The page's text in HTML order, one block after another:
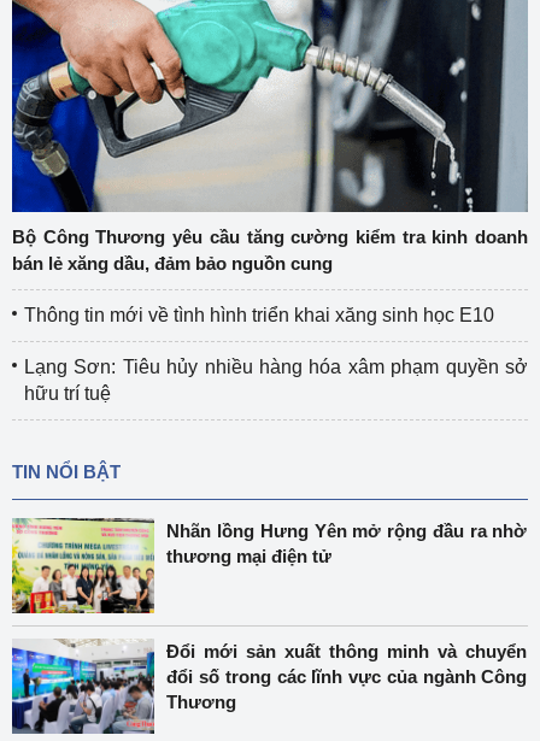
Bộ Công Thương yêu cầu tăng cường kiểm tra kinh doanh
bán lẻ xăng dầu, đảm bảo nguồn cung
Thông tin mới về tình hình triển khai xăng sinh học E10
Lạng Sơn: Tiêu hủy nhiều hàng hóa xâm phạm quyền sở
hữu trí tuệ
TIN NỔI BẬT
Nhãn lồng Hưng Yên mở rộng đầu ra nhờ
thương mại điện tử
Đổi mới sản xuất thông minh và chuyển
đổi số trong các lĩnh vực của ngành Công
Thương